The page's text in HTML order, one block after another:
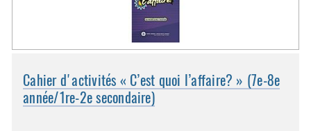
Cahier d'activités « C’est quoi l’affaire? » (7e-8e
année/1re-2e secondaire)